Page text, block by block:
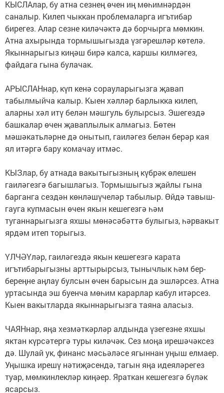
КЫСЛАлар, бу атна сезнең өчен иң мөһимнәрдән
саналыр. Килеп чыккан проблемаларга игътибар
бирегез. Алар сезне киләчәктә дә борчырга мөмкин.
Атна ахырында тормышыгызда үзгәрешләр көтелә.
Якыннарыгыз киңәш бирә калса, каршы килмәгез,
файдага гына булачак.
АРЫСЛАНнар, күп кенә сорауларыгызга җавап
табылмыйча калыр. Кыен хәлләр барлыкка килеп,
аларны хәл итү белән мәшгуль булырсыз. Эшегездә
башкалар өчен җаваплылык алмагыз. Бөтен
мәшәкатьләрне дә онытып, гаиләгез белән берәр кая
ял итәргә бару комачау итмәс.
КЫЗлар, бу атнада вакытыгызның күбрәк өлешен
гаиләгезгә багышлагыз. Тормышыгыз җайлы гына
барганга сездән көнләшүчеләр табылыр. Өйдә тавыш-
гауга купмасын өчен якын кешегезгә һәм
туганнарыгызга яхшы мөнәсәбәттә булыгыз, һәрвакыт
ярдәм итеп торыгыз.
ҮЛЧӘҮләр, гаиләгездә якын кешегезгә карата
игътибарыгызны арттырырсыз, тынычлык һәм бер-
береңне аңлау булсын өчен барысын да эшләрсез. Атна
уртасында эш буенча мөһим карарлар кабул итәрсез.
Кыен вакытларда якыннарыгызга таяна аласыз.
ЧАЯНнар, яңа хезмәткәрләр алдында үзегезне яхшы
яктан күрсәтергә туры киләчәк. Сез моңа ирешәчәксез
дә. Шулай ук, финанс мәсьәләсе ягыннан уңыш елмаер.
Уңышка ирешү нәтиҗәсендә, тагын яңа идеяләрегез
туар, мөмкинлекләр киңәер. Яраткан кешегезгә бүләк
ясарсыз.